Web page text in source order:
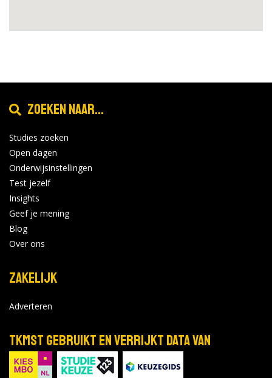
Zoeken naar...
Studies zoeken
Open dagen
Onderwijsinstellingen
Test jezelf
Insights
Geef je mening
Blog
Over ons
Zakelijk
Adverteren
TKMST gebruikt en verrijkt data van